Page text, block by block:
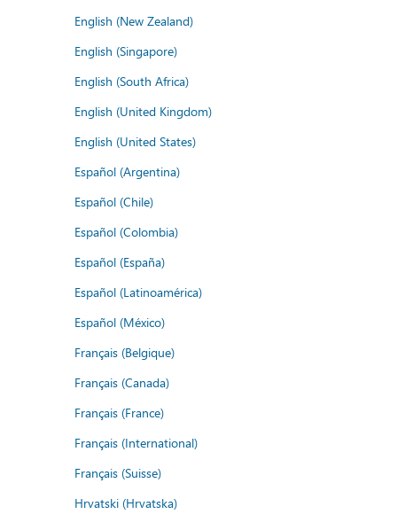
English (New Zealand)
English (Singapore)
English (South Africa)
English (United Kingdom)
English (United States)
Español (Argentina)
Español (Chile)
Español (Colombia)
Español (España)
Español (Latinoamérica)
Español (México)
Français (Belgique)
Français (Canada)
Français (France)
Français (International)
Français (Suisse)
Hrvatski (Hrvatska)